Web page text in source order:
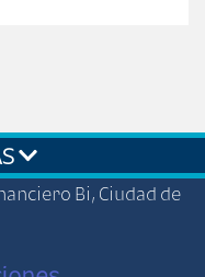
Bi, Ciudad de